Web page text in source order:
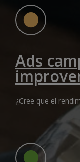
Ads
¿Cree que el